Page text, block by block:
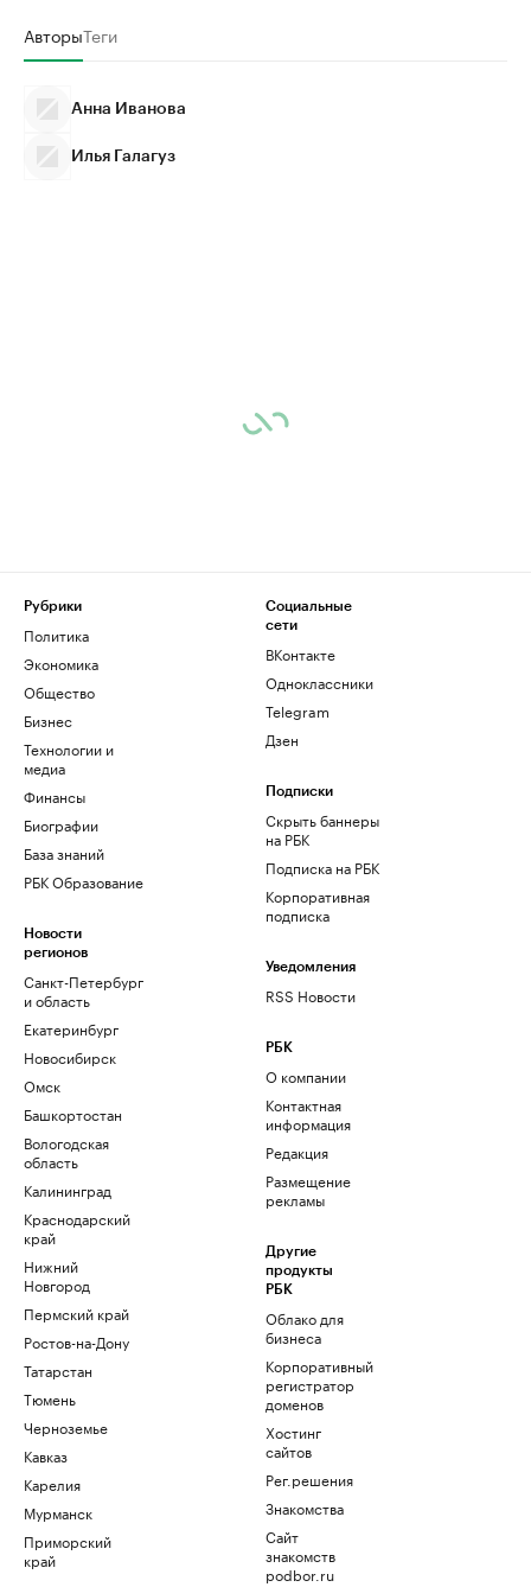
АвторыТеги
Анна Иванова
Илья Галагуз
Рубрики
Политика
Экономика
Общество
Бизнес
Технологии и
медиа
Финансы
Биографии
База знаний
РБК Образование
Новости
регионов
Санкт-Петербург
и область
Екатеринбург
Новосибирск
Омск
Башкортостан
Вологодская
область
Калининград
Краснодарский
край
Нижний
Новгород
Пермский край
Ростов-на-Дону
Татарстан
Тюмень
Черноземье
Кавказ
Карелия
Мурманск
Приморский
край
Социальные
сети
ВКонтакте
Одноклассники
Telegram
Дзен
Подписки
Скрыть баннеры
на РБК
Подписка на РБК
Корпоративная
подписка
Уведомления
RSS Новости
РБК
О компании
Контактная
информация
Редакция
Размещение
рекламы
Другие
продукты
РБК
Облако для
бизнеса
Корпоративный
регистратор
доменов
Хостинг
сайтов
Рег.решения
Знакомства
Сайт
знакомств
podbor.ru